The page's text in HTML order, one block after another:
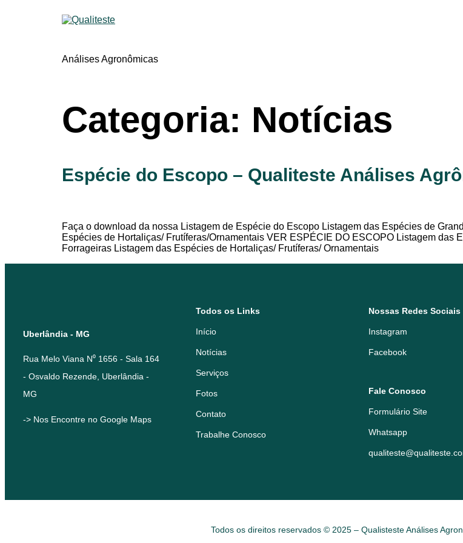
Análises Agronômicas
Categoria: Notícias
Espécie do Escopo – Qualiteste Análises
Faça o download da nossa Listagem de Espécie do Escopo Listagem das Espécies de
Espécies de Hortaliças/ Frutíferas/Ornamentais VER ESPÉCIE DO ESCOPO Listagem das
Forrageiras Listagem das Espécies de Hortaliças/ Frutíferas/ Ornamentais
Uberlândia - MG
Rua Melo Viana N⁰ 1656 - Sala 164
- Osvaldo Rezende, Uberlândia -
MG
-> Nos Encontre no Google Maps
Todos os Links
Início
Notícias
Serviços
Fotos
Contato
Trabalhe Conosco
Nossas Redes Sociais
Instagram
Facebook
Fale Conosco
Formulário Site
Whatsapp
Todos os direitos reservados © 2025 – Qualisteste Análises